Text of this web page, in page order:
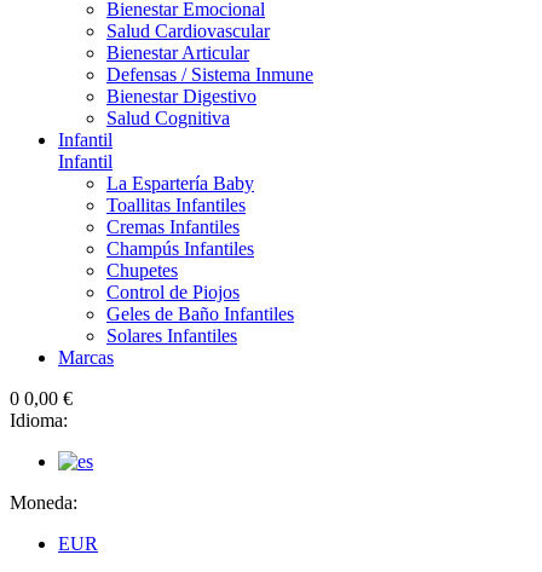
Bienestar Emocional
Salud Cardiovascular
Bienestar Articular
Defensas / Sistema Inmune
Bienestar Digestivo
Salud Cognitiva
Infantil
Infantil
La Espartería Baby
Toallitas Infantiles
Cremas Infantiles
Champús Infantiles
Chupetes
Control de Piojos
Geles de Baño Infantiles
Solares Infantiles
Marcas
0 0,00 €
Idioma:
Moneda:
EUR